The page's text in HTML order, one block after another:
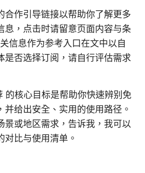
合作引导链接以帮助你了解更多
息，点击时请留意页面内容与条
信息作为参考入口在文中以自
是否选择订阅，请自行评估需求
的核心目标是帮助你快速辨别免
并给出安全、实用的使用路径。
景或地区需求，告诉我，我可以
对比与使用清单。